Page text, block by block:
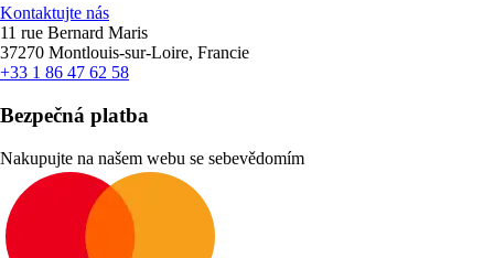
Kontaktujte nás
11 rue Bernard Maris
37270 Montlouis-sur-Loire, Francie
+33 1 86 47 62 58
Bezpečná platba
Nakupujte na našem webu se sebevědomím